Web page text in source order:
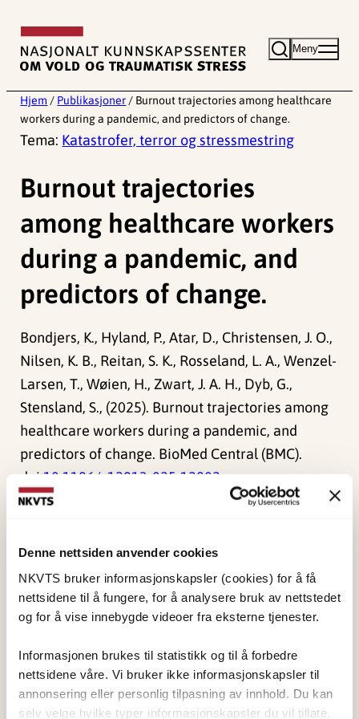
Denne nettsiden anvender cookies
NKVTS bruker informasjonskapsler (cookies) for å få
nettsidene til å fungere, for å analysere bruk av nettstedet
og for å vise innebygde videoer fra eksterne tjenester.
Informasjonen brukes til statistikk og til å forbedre
nettsidene våre. Vi bruker ikke informasjonskapsler til
annonsering eller personlig tilpasning av innhold. Du kan
selv velge hvilke typer informasjonskapsler du vil tillate.
innhold
Meny
Hjem / Publikasjoner / Burnout trajectories among healthcare
workers during a pandemic, and predictors of change.
Tema: Katastrofer, terror og stressmestring
Burnout trajectories
among healthcare workers
during a pandemic, and
predictors of change.
Bondjers, K., Hyland, P., Atar, D., Christensen, J. O.,
Nilsen, K. B., Reitan, S. K., Rosseland, L. A., Wenzel-
Larsen, T., Wøien, H., Zwart, J. A. H., Dyb, G.,
Stensland, S., (2025). Burnout trajectories among
healthcare workers during a pandemic, and
predictors of change. BioMed Central (BMC).
doi:10.1186/s12913-025-12802-w
Sist redigert:8. august 2026
NKVTS utvikler og sprer kunnskap og kompetanse
om vold og traumatisk stress. Formålet er å bidra
til å forebygge og redusere de helsemessige og